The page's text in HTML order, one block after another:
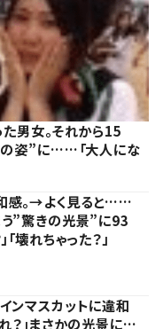
た男女。それから15
姿”に……「大人にな
感。→よく見ると……
”驚きの光景”に93
壊れちゃった？」
ンマスカットに違和
？」まさかの光景に…